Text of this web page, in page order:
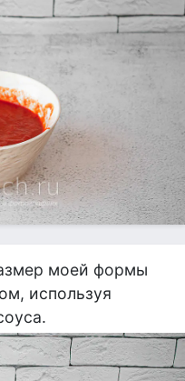
моей формы
используя